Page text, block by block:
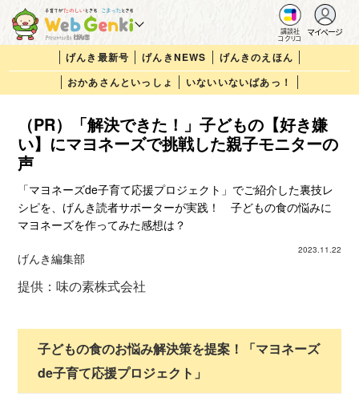
講談社
コクリコ
マイページ
げんき最新号 げんきNEWS
げんきのえほん
おかあさんといっしょ
いないいないばあっ！
（PR）「解決できた！」子どもの【好き嫌
い】にマヨネーズで挑戦した親子モニターの
声
「マヨネーズde子育て応援プロジェクト」でご紹介した裏技レ
シピを、げんき読者サポーターが実践！ 子どもの食の悩みに
マヨネーズを作ってみた感想は？
2023.11.22
げんき編集部
提供：味の素株式会社
子どもの食のお悩み解決策を提案！「マヨネーズ
de子育て応援プロジェクト」